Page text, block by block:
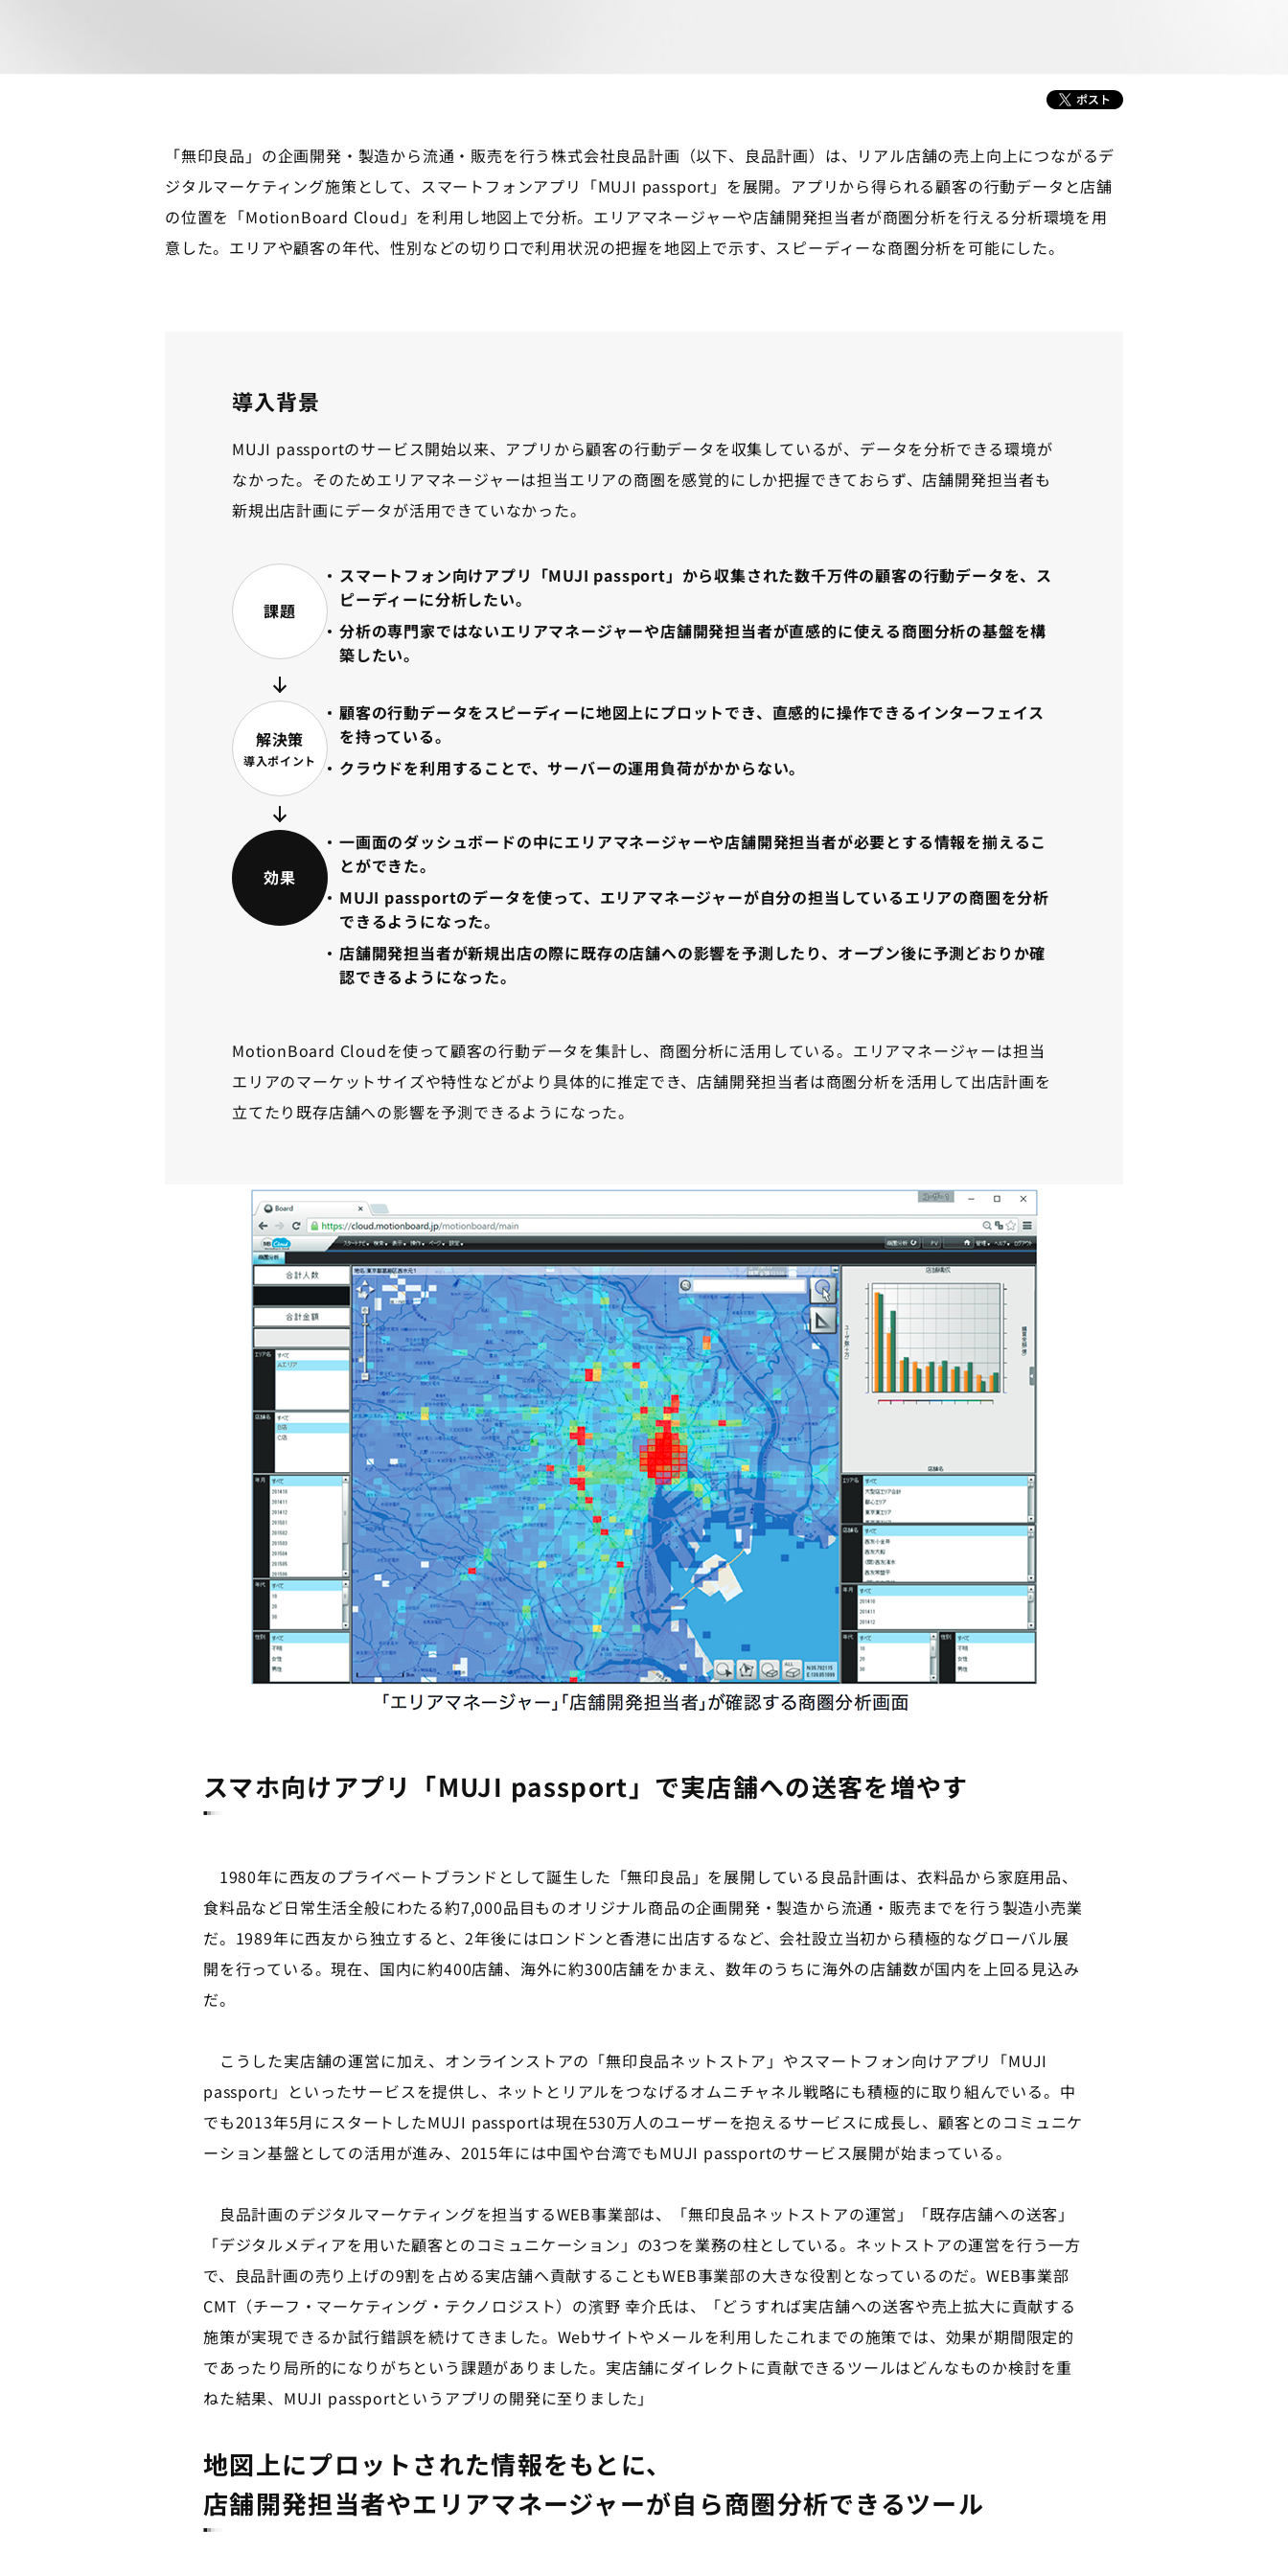
「無印良品」の企画開発・製造から流通・販売を行う株式会社良品計画（以下、良品計画）は、リアル店舗の売上向上につながるデ
ジタルマーケティング施策として、スマートフォンアプリ「MUJI passport」を展開。アプリから得られる顧客の行動データと店舗
の位置を「MotionBoard Cloud」を利用し地図上で分析。エリアマネージャーや店舗開発担当者が商圏分析を行える分析環境を用
意した。エリアや顧客の年代、性別などの切り口で利用状況の把握を地図上で示す、スピーディーな商圏分析を可能にした。
導入背景
MUJI passportのサービス開始以来、アプリから顧客の行動データを収集しているが、データを分析できる環境が
なかった。そのためエリアマネージャーは担当エリアの商圏を感覚的にしか把握できておらず、店舗開発担当者も
新規出店計画にデータが活用できていなかった。
課題
スマートフォン向けアプリ「MUJI passport」から収集された数千万件の顧客の行動データを、ス
ピーディーに分析したい。
分析の専門家ではないエリアマネージャーや店舗開発担当者が直感的に使える商圏分析の基盤を構
築したい。
解決策
導入ポイント
顧客の行動データをスピーディーに地図上にプロットでき、直感的に操作できるインターフェイス
を持っている。
クラウドを利用することで、サーバーの運用負荷がかからない。
効果
一画面のダッシュボードの中にエリアマネージャーや店舗開発担当者が必要とする情報を揃えるこ
とができた。
MUJI passportのデータを使って、エリアマネージャーが自分の担当しているエリアの商圏を分析
できるようになった。
店舗開発担当者が新規出店の際に既存の店舗への影響を予測したり、オープン後に予測どおりか確
認できるようになった。
MotionBoard Cloudを使って顧客の行動データを集計し、商圏分析に活用している。エリアマネージャーは担当
エリアのマーケットサイズや特性などがより具体的に推定でき、店舗開発担当者は商圏分析を活用して出店計画を
立てたり既存店舗への影響を予測できるようになった。
スマホ向けアプリ「MUJI passport」で実店舗への送客を増やす
1980年に西友のプライベートブランドとして誕生した「無印良品」を展開している良品計画は、衣料品から家庭用品、
食料品など日常生活全般にわたる約7,000品目ものオリジナル商品の企画開発・製造から流通・販売までを行う製造小売業
だ。1989年に西友から独立すると、2年後にはロンドンと香港に出店するなど、会社設立当初から積極的なグローバル展
開を行っている。現在、国内に約400店舗、海外に約300店舗をかまえ、数年のうちに海外の店舗数が国内を上回る見込み
だ。
こうした実店舗の運営に加え、オンラインストアの「無印良品ネットストア」やスマートフォン向けアプリ「MUJI
passport」といったサービスを提供し、ネットとリアルをつなげるオムニチャネル戦略にも積極的に取り組んでいる。中
でも2013年5月にスタートしたMUJI passportは現在530万人のユーザーを抱えるサービスに成長し、顧客とのコミュニケ
ーション基盤としての活用が進み、2015年には中国や台湾でもMUJI passportのサービス展開が始まっている。
良品計画のデジタルマーケティングを担当するWEB事業部は、「無印良品ネットストアの運営」「既存店舗への送客」
「デジタルメディアを用いた顧客とのコミュニケーション」の3つを業務の柱としている。ネットストアの運営を行う一方
で、良品計画の売り上げの9割を占める実店舗へ貢献することもWEB事業部の大きな役割となっているのだ。WEB事業部
CMT（チーフ・マーケティング・テクノロジスト）の濱野 幸介氏は、「どうすれば実店舗への送客や売上拡大に貢献する
施策が実現できるか試行錯誤を続けてきました。Webサイトやメールを利用したこれまでの施策では、効果が期間限定的
であったり局所的になりがちという課題がありました。実店舗にダイレクトに貢献できるツールはどんなものか検討を重
ねた結果、MUJI passportというアプリの開発に至りました」
地図上にプロットされた情報をもとに、
店舗開発担当者やエリアマネージャーが自ら商圏分析できるツール